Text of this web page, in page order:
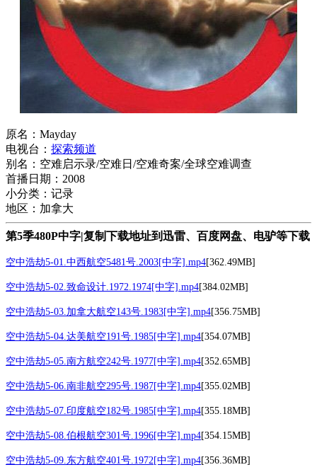
原名：Mayday
电视台： 探索频道
别名：空难启示录/空难日/空难奇案/全球空难调查
首播日期：2008
小分类：记录
地区：加拿大
第5季480P中字|复制下载地址到迅雷、百度网盘、电驴等下载
空中浩劫5-01.中西航空5481号.2003[中字].mp4[362.49MB]
空中浩劫5-02.致命设计.1972.1974[中字].mp4[384.02MB]
空中浩劫5-03.加拿大航空143号.1983[中字].mp4[356.75MB]
空中浩劫5-04.达美航空191号.1985[中字].mp4[354.07MB]
空中浩劫5-05.南方航空242号.1977[中字].mp4[352.65MB]
空中浩劫5-06.南非航空295号.1987[中字].mp4[355.02MB]
空中浩劫5-07.印度航空182号.1985[中字].mp4[355.18MB]
空中浩劫5-08.伯根航空301号.1996[中字].mp4[354.15MB]
空中浩劫5-09.东方航空401号.1972[中字].mp4[356.36MB]